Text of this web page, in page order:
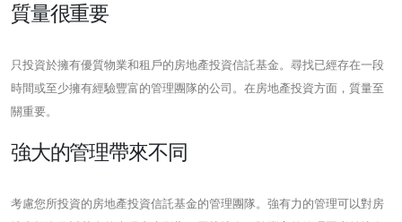
質量很重要
只投資於擁有優質物業和租戶的房地產投資信託基金。尋找已經存在一段
時間或至少擁有經驗豐富的管理團隊的公司。在房地產投資方面，質量至
關重要。
強大的管理帶來不同
考慮您所投資的房地產投資信託基金的管理團隊。強有力的管理可以對房